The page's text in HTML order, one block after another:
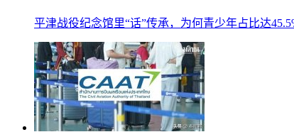
平津战役纪念馆里“话”传承，为何青少年占比达